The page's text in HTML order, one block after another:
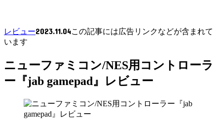
レビュー2023.11.04この記事には広告リンクなどが含まれて
います
ニューファミコン/NES用コントローラ
ー『jab gamepad』レビュー